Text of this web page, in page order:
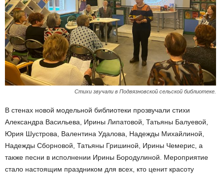
Стихи звучали в Подвязновской сельской библиотеке.
В стенах новой модельной библиотеки прозвучали стихи
Александра Васильева, Ирины Липатовой, Татьяны Балуевой,
Юрия Шустрова, Валентина Удалова, Надежды Михайлиной,
Надежды Сборновой, Татьяны Гришиной, Ирины Чемерис, а
также песни в исполнении Ирины Бородулиной. Мероприятие
стало настоящим праздником для всех, кто ценит красоту